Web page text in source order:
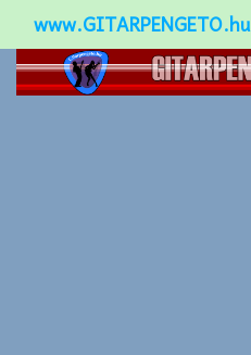
www.GITARPENGETO.hu
Népszerű-